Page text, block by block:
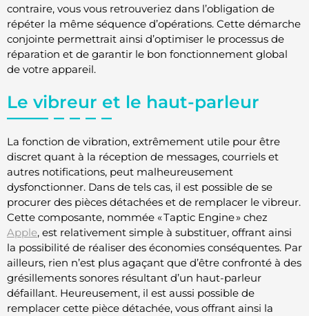
contraire, vous vous retrouveriez dans l’obligation de
répéter la même séquence d’opérations. Cette démarche
conjointe permettrait ainsi d’optimiser le processus de
réparation et de garantir le bon fonctionnement global
de votre appareil.
Le vibreur et le haut-parleur
La fonction de vibration, extrêmement utile pour être
discret quant à la réception de messages, courriels et
autres notifications, peut malheureusement
dysfonctionner. Dans de tels cas, il est possible de se
procurer des pièces détachées et de remplacer le vibreur.
Cette composante, nommée « Taptic Engine » chez
Apple, est relativement simple à substituer, offrant ainsi
la possibilité de réaliser des économies conséquentes. Par
ailleurs, rien n’est plus agaçant que d’être confronté à des
grésillements sonores résultant d’un haut-parleur
défaillant. Heureusement, il est aussi possible de
remplacer cette pièce détachée, vous offrant ainsi la